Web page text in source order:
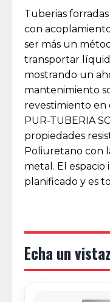
Tuberias
con
ser más un
transportar
mostrando un
mantenimiento
revestimiento en
PUR-TUBERIA
propiedades
Poliuretano con
metal. El
planificado y es
Echa un